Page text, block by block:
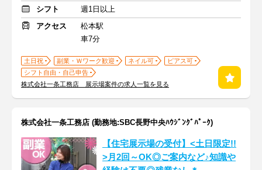
シフト
週1日以上
アクセス
松本駅
車7分
土日祝 副業・Ｗワーク歓迎 ネイル可
ピアス可
シフト自由・自己申告
株式会社一条工務店 展示場案件の求人一覧を見る
株式会社一条工務店 (勤務地:SBC長野中央ﾊｳｼﾞﾝｸﾞﾊﾟｰｸ)
【住宅展示場の受付】<土日限定!!
>月2回～OK◎ご案内など♪知識や